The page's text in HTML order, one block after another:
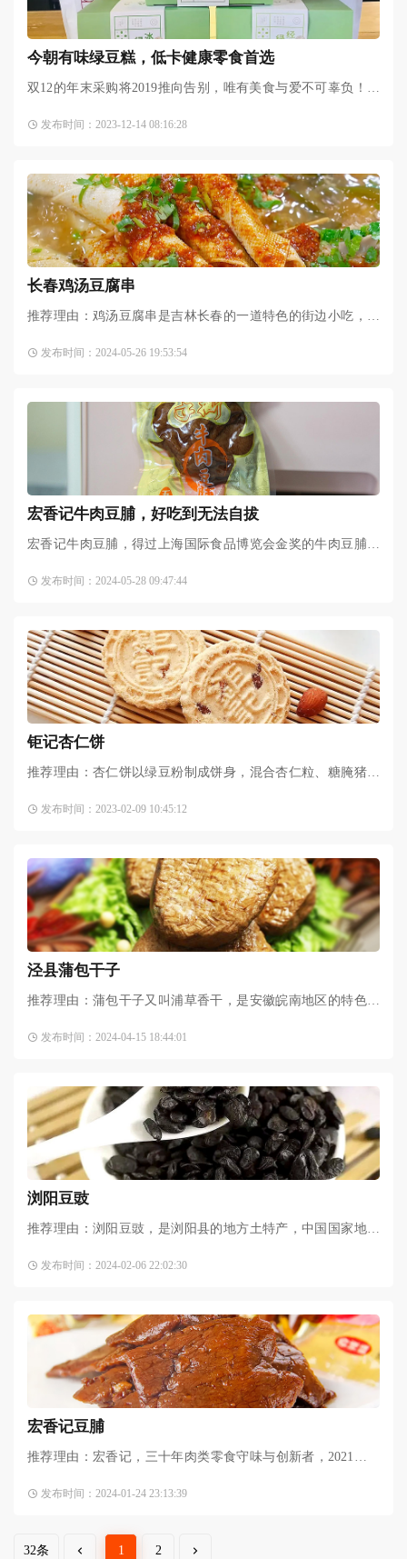
今朝有味绿豆糕，低卡健康零食​首选
双12的年末采购将2019推向告别，唯有美食与爱不可辜负！突
冬天的寒意不禁把我拉回
发布时间：2023-12-14 08:16:28
长春鸡汤豆腐串
推荐理由：鸡汤豆腐串是吉林长春的一道特色的街边小吃，材
汤豆腐串曾入选由中国烹饪协会主办“中国地域十大名小吃”
发布时间：2024-05-26 19:53:54
宏香记牛肉豆脯，好吃到无法自拔
宏香记牛肉豆脯，得过上海国际食品博览会金奖的牛肉豆脯。
真，其他豆脯都可以退下了
发布时间：2024-05-28 09:47:44
钜记杏仁饼
推荐理由：杏仁饼以绿豆粉制成饼身，混合杏仁粒、糖腌猪肉
香气，是澳门最有代表性的伴手礼。而澳门必不可少的就是街
发布时间：2023-02-09 10:45:12
泾县蒲包干子
推荐理由：蒲包干子又叫浦草香干，是安徽皖南地区的特色土
劲十足，在网上有很高的评价和评分，爱吃
发布时间：2024-04-15 18:44:01
浏阳豆豉
推荐理由：浏阳豆豉，是浏阳县的地方土特产，中国国家地理
浏阳豆豉历史悠久，在明代曾被列为贡品，清代就远销日本和
发布时间：2024-02-06 22:02:30
宏香记豆脯
推荐理由：宏香记，三十年肉类零食守味与创新者，2021年，
iSEE全球食品创新奖，在全网卖爆，广受好评。简要介绍：在
发布时间：2024-01-24 23:13:39
32条 1 2